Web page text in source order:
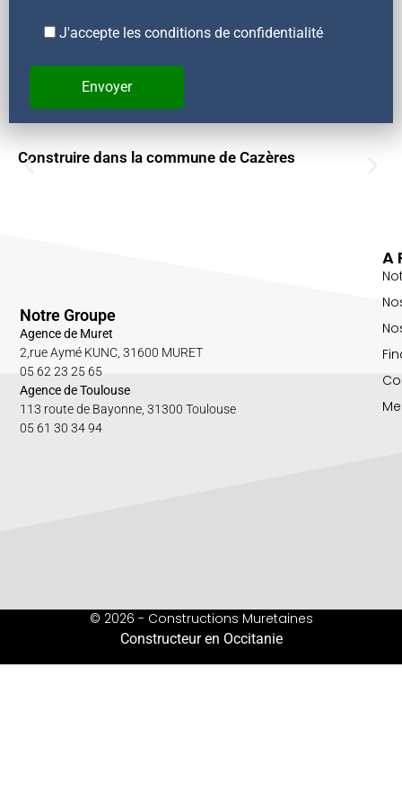
J'accepte les conditions de confidentialité
Construire dans la commune de Cazères
A
Notre Groupe
Agence de Muret
2,rue Aymé KUNC, 31600 MURET
05 62 23 25 65
Agence de Toulouse
113 route de Bayonne, 31300 Toulouse
05 61 30 34 94
© 2026 - Constructions Muretaines
Constructeur en Occitanie